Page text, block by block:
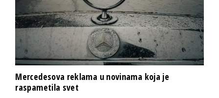
Mercedesova reklama u novinama koja je
raspametila svet